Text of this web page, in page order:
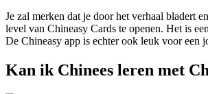
Je zal merken dat je door het verhaal bladert
level van Chineasy Cards te openen. Het is
De Chineasy app is echter ook leuk voor een
Kan ik Chinees leren met